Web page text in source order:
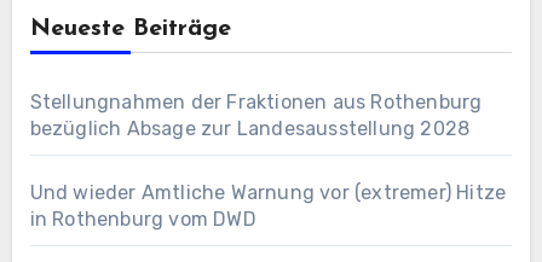
Neueste Beiträge
Stellungnahmen der Fraktionen aus Rothenburg
bezüglich Absage zur Landesausstellung 2028
Und wieder Amtliche Warnung vor (extremer) Hitze
in Rothenburg vom DWD